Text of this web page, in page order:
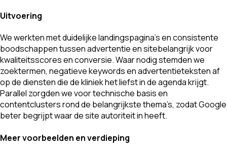
Uitvoering
We werkten met duidelijke landingspagina’s en consistente
boodschappen tussen advertentie en sitebelangrijk voor
kwaliteitsscores en conversie. Waar nodig stemden we
zoektermen, negatieve keywords en advertentieteksten af
op de diensten die de kliniek het liefst in de agenda krijgt.
Parallel zorgden we voor technische basis en
contentclusters rond de belangrijkste thema’s, zodat Google
beter begrijpt waar de site autoriteit in heeft.
Meer voorbeelden en verdieping